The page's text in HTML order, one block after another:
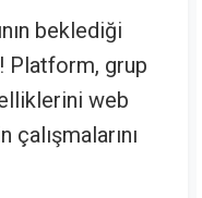
beklediği
Platform, grup
web